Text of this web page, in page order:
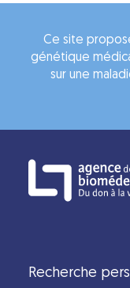
Ce site
génétique
sur une
Recherche